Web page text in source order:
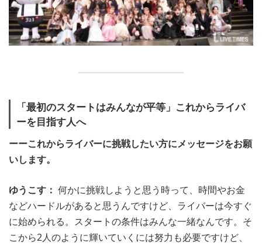
「最初のスタートはみんなが平等」これからライバ
ーを目指す人へ
ーーこれからライバーに挑戦したい方にメッセージをお願
いします。
ゆうこす： 何かに挑戦しようと思う時って、時間やお金
などハードルがあると思うんですけど、ライバーは今すぐ
に始められる。スタートの条件はみんな一緒なんです。そ
こから2人のように輝いていくには努力も必要ですけど、